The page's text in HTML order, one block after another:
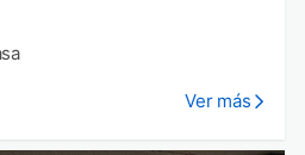
Ver más